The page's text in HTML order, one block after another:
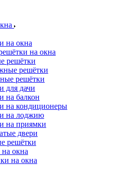
на окна
на окна
решётки
решётки
решётки
для дачи
на балкон
на кондиционеры
на лоджию
на приямки
двери
решётки
окна
на окна